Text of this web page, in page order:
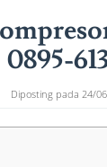
Diposting pada 24/